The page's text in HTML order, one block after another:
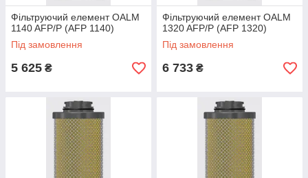
Фільтруючий елемент OALM
1140 AFP/P (AFP 1140)
Під замовлення
5 625 ₴
Фільтруючий елемент OALM
1320 AFP/P (AFP 1320)
Під замовлення
6 733 ₴